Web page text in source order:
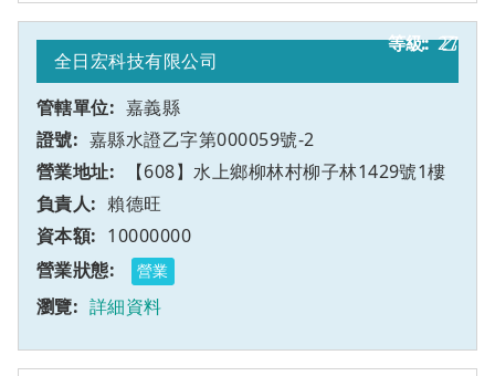
27
全日宏科技有限公司
嘉義縣
嘉縣水證乙字第000059號-2
【608】水上鄉柳林村柳子林1429號1樓
乙
賴德旺
10000000
營業
詳細資料